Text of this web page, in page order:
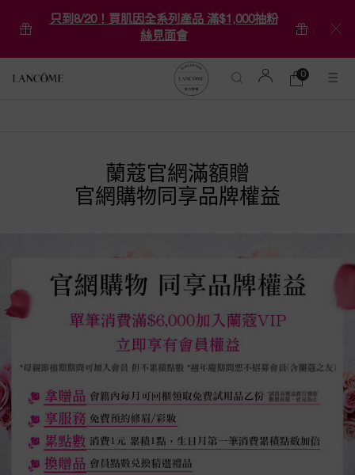
只到8/20！買肌因全系列產品 滿$1,000抽粉
絲見面會
購
0
0 product in
蘭蔻官網滿額贈
官網購物同享品牌權益